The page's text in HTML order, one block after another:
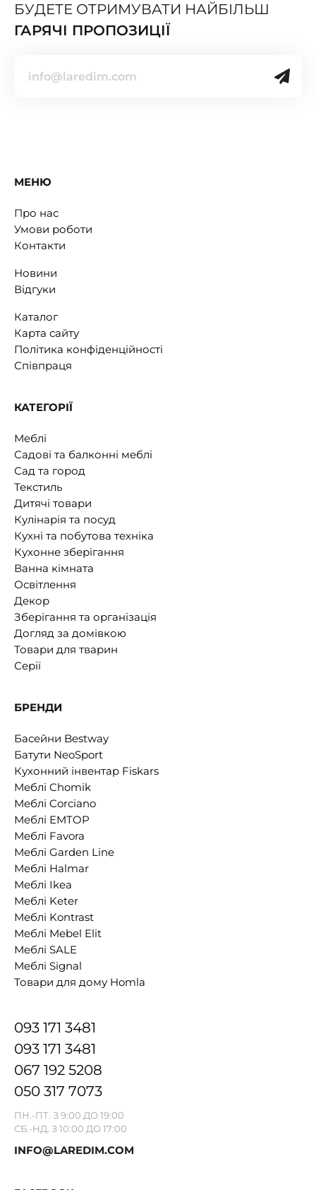
БУДЕТЕ ОТРИМУВАТИ НАЙБІЛЬШ
ГАРЯЧІ ПРОПОЗИЦІЇ
МЕНЮ
Про нас
Умови роботи
Контакти
Новини
Відгуки
Каталог
Карта сайту
Політика конфіденційності
Співпраця
КАТЕГОРІЇ
Меблі
Садові та балконні меблі
Сад та город
Текстиль
Дитячі товари
Кулінарія та посуд
Кухні та побутова техніка
Кухонне зберігання
Ванна кімната
Освітлення
Декор
Зберігання та організація
Догляд за домівкою
Товари для тварин
Серії
БРЕНДИ
Басейни Bestway
Батути NeoSport
Кухонний інвентар Fiskars
Меблі Chomik
Меблі Corciano
Меблі EMTOP
Меблі Favora
Меблі Garden Line
Меблі Halmar
Меблі Ikea
Меблі Keter
Меблі Kontrast
Меблі Mebel Elit
Меблі SALE
Меблі Signal
Товари для дому Homla
093 171 3481
093 171 3481
067 192 5208
050 317 7073
ПН.-ПТ. З 9:00 ДО 19:00
СБ.-НД. З 10:00 ДО 17:00
INFO@LAREDIM.COM